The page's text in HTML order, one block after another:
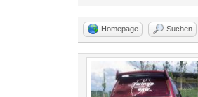
Homepage Suchen